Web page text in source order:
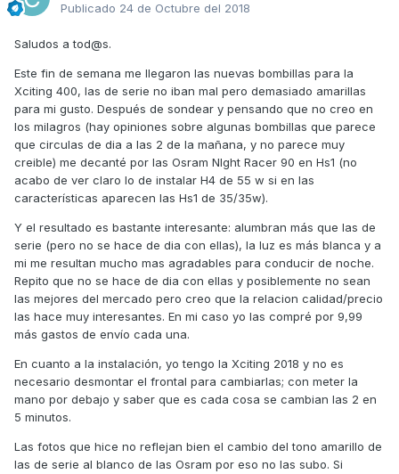
Publicado 24 de Octubre del 2018
Saludos a tod@s.
Este fin de semana me llegaron las nuevas bombillas para la
Xciting 400, las de serie no iban mal pero demasiado amarillas
para mi gusto. Después de sondear y pensando que no creo en
los milagros (hay opiniones sobre algunas bombillas que parece
que circulas de dia a las 2 de la mañana, y no parece muy
creible) me decanté por las Osram NIght Racer 90 en Hs1 (no
acabo de ver claro lo de instalar H4 de 55 w si en las
características aparecen las Hs1 de 35/35w).
Y el resultado es bastante interesante: alumbran más que las de
serie (pero no se hace de dia con ellas), la luz es más blanca y a
mi me resultan mucho mas agradables para conducir de noche.
Repito que no se hace de dia con ellas y posiblemente no sean
las mejores del mercado pero creo que la relacion calidad/precio
las hace muy interesantes. En mi caso yo las compré por 9,99
más gastos de envío cada una.
En cuanto a la instalación, yo tengo la Xciting 2018 y no es
necesario desmontar el frontal para cambiarlas; con meter la
mano por debajo y saber que es cada cosa se cambian las 2 en
5 minutos.
Las fotos que hice no reflejan bien el cambio del tono amarillo de
las de serie al blanco de las Osram por eso no las subo. Si